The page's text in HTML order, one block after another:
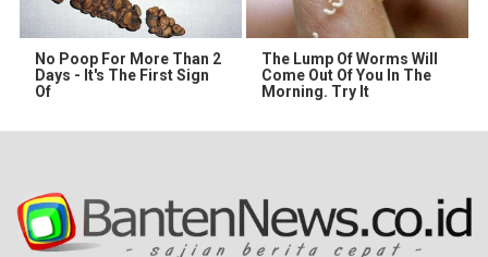
No Poop For More Than 2
Days - It's The First Sign
Of
The Lump Of Worms Will
Come Out Of You In The
Morning. Try It